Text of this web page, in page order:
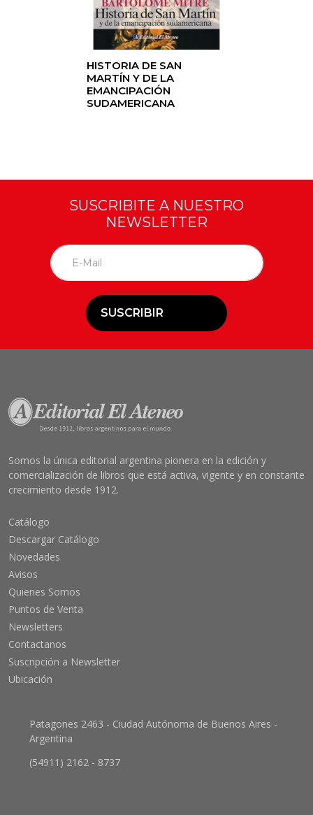
HISTORIA DE SAN
MARTÍN Y DE LA
EMANCIPACIÓN
SUDAMERICANA
SUSCRIBITE A NUESTRO
NEWSLETTER
SUSCRIBIR
Somos la única editorial argentina pionera en la edición y
comercialización de libros que está activa, vigente y en constante
crecimiento desde 1912.
Catálogo
Descargar Catálogo
Novedades
Avisos
Quienes Somos
Puntos de Venta
Newsletters
Contactanos
Suscripción a Newsletter
Ubicación
Patagones 2463 - Ciudad Autónoma de Buenos Aires -
Argentina
(54911) 2162 - 8737